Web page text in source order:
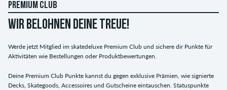
PREMIUM CLUB
WIR BELOHNEN DEINE TREUE!
Werde jetzt Mitglied im skatedeluxe Premium Club und sichere dir Punkte für
Aktivitäten wie Bestellungen oder Produktbewertungen.
Deine Premium Club Punkte kannst du gegen exklusive Prämien, wie signierte
Decks, Skategoods, Accessoires und Gutscheine eintauschen. Statuspunkte